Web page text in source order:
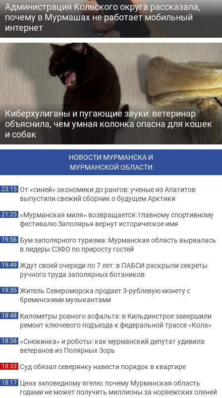
Администрация Кольского округа рассказала,
почему в Мурмашах не работает мобильный
интернет
Киберхулиганы и пугающие звуки: ветеринар
объяснила, чем умная колонка опасна для кошек
и собак
НОВОСТИ МУРМАНСКА И
МУРМАНСКОЙ ОБЛАСТИ
23:15 От «синей» экономики до рангов: ученые из Апатитов
выпустили свежий сборник о будущем Арктики
21:25 «Мурманская миля» возвращается: главному спортивному
фестивалю Заполярья вернут историческое имя
19:56 Бум заполярного туризма: Мурманская область вырвалась
в лидеры СЗФО по приросту гостей
19:49 Ждут своей очереди по 7 лет: в ПАБСИ раскрыли секреты
ручного труда заполярных ботаников
19:35 Житель Североморска продает 3-рублевую монету с
бременскими музыкантами
18:48 Километры ровного асфальта: в Кильдинстрое завершили
ремонт ключевого подъезда к федеральной трассе «Кола»
18:38 «Снежинка» и роботы: как мурманский депутат удивила
ветеранов из Полярных Зорь
18:33 Суд обязал северянку навести порядок в квартире
18:17 Цена заповедному ягелю: почему Мурманская область
годами не может получить миллионы за норвежских оленей